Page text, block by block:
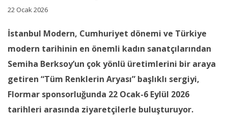
22 Ocak 2026
İstanbul Modern, Cumhuriyet dönemi ve Türkiye
modern tarihinin en önemli kadın sanatçılarından
Semiha Berksoy’un çok yönlü üretimlerini bir araya
getiren “Tüm Renklerin Aryası” başlıklı sergiyi,
Flormar sponsorluğunda 22 Ocak-6 Eylül 2026
tarihleri arasında ziyaretçilerle buluşturuyor.